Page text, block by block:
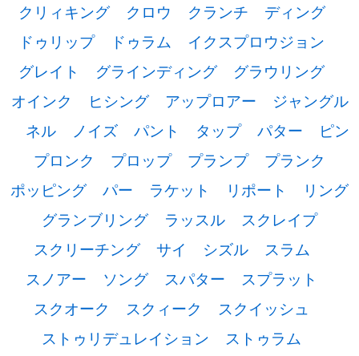
クリィキング
クロウ クランチ
ディング
ドゥリップ
ドゥラム
イクスプロウジョン
グレイト
グラインディング
グラウリング
オインク
ヒシング アップロアー
ジャングル
ネル
ノイズ パント タップ パター
ピン
プロンク
プロップ プランプ
プランク
ポッピング
パー ラケット リポート
リング
グランブリング
ラッスル
スクレイプ
スクリーチング
サイ シズル
スラム
スノアー
ソング スパター
スプラット
スクオーク
スクィーク
スクイッシュ
ストゥリデュレイション
ストゥラム